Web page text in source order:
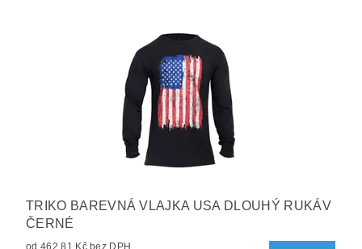
TRIKO BAREVNÁ VLAJKA USA DLOUHÝ RUKÁV
ČERNÉ
od 462,81 Kč bez DPH